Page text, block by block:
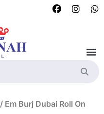
/ Em Burj Dubai Roll On